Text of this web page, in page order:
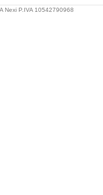
Nexi P.IVA 10542790968